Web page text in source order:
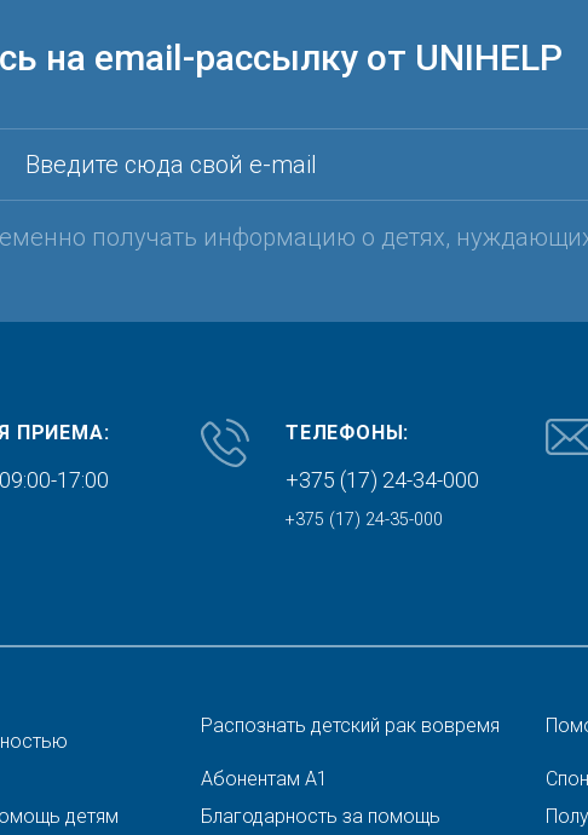
на email-рассылку от UNIHELP
Введите сюда свой e-mail
получать информацию о детях,
ПРИЕМА:
17:00
ТЕЛЕФОНЫ:
+375 (17) 24-34-000
+375 (17) 24-35-000
Распознать детский рак вовремя
Абонентам A1
детям Благодарность за помощь